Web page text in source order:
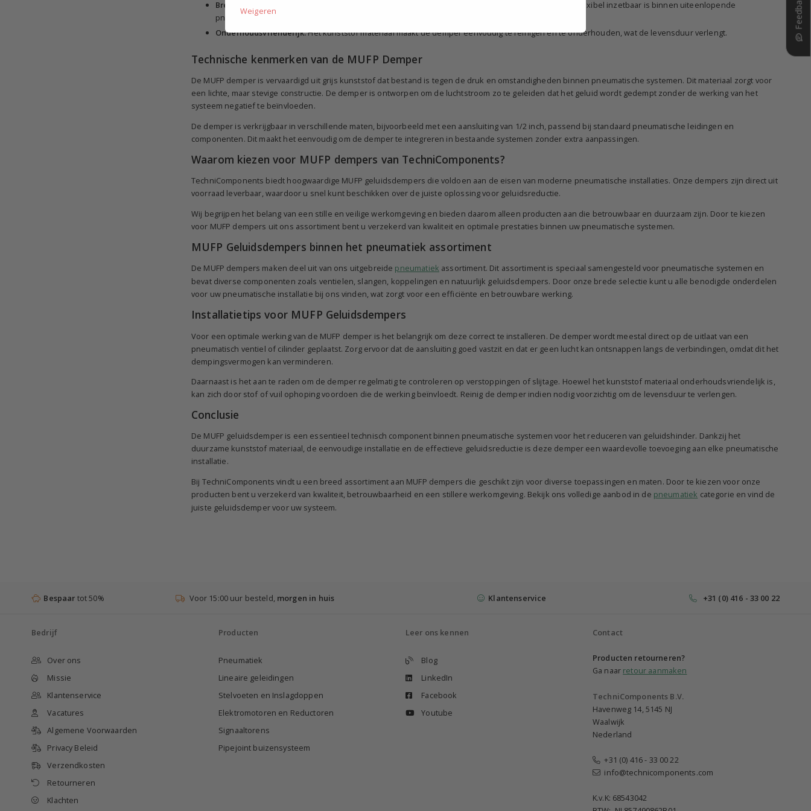
Breed inzetbaar:
De demper is geschikt voor verschillende toepassingen en maten, waardoor hij flexibel inzetbaar is binnen uiteenlopende
pneumatische systemen.
Onderhoudsvriendelijk:Het kunststof materiaal maakt de demper eenvoudig te reinigen en te onderhouden, wat de levensduur verlengt.
Technische kenmerken van de MUFP Demper
De MUFP demper is vervaardigd uit grijs kunststof dat bestand is tegen de druk en omstandigheden binnen pneumatische systemen. Dit materiaal zorgt voor
een lichte, maar stevige constructie. De demper is ontworpen om de luchtstroom zo te geleiden dat het geluid wordt gedempt zonder de werking van het
systeem negatief te beïnvloeden.
De demper is verkrijgbaar in verschillende maten, bijvoorbeeld met een aansluiting van 1/2 inch, passend bij standaard pneumatische leidingen en
componenten. Dit maakt het eenvoudig om de demper te integreren in bestaande systemen zonder extra aanpassingen.
Waarom kiezen voor MUFP dempers van TechniComponents?
TechniComponents biedt hoogwaardige MUFP geluidsdempers die voldoen aan de eisen van moderne pneumatische installaties. Onze dempers zijn direct uit
voorraad leverbaar, waardoor u snel kunt beschikken over de juiste oplossing voor geluidsreductie.
Wij begrijpen het belang van een stille en veilige werkomgeving en bieden daarom alleen producten aan die betrouwbaar en duurzaam zijn. Door te kiezen
voor MUFP dempers uit ons assortiment bent u verzekerd van kwaliteit en optimale prestaties binnen uw pneumatische systemen.
MUFP Geluidsdempers binnen het pneumatiek assortiment
De MUFP dempers maken deel uit van ons uitgebreide pneumatiek assortiment. Dit assortiment is speciaal samengesteld voor pneumatische systemen en
bevat diverse componenten zoals ventielen, slangen, koppelingen en natuurlijk geluidsdempers. Door onze brede selectie kunt u alle benodigde onderdelen
voor uw pneumatische installatie bij ons vinden, wat zorgt voor een efficiënte en betrouwbare werking.
Installatietips voor MUFP Geluidsdempers
Voor een optimale werking van de MUFP demper is het belangrijk om deze correct te installeren. De demper wordt meestal direct op de uitlaat van een
pneumatisch ventiel of cilinder geplaatst. Zorg ervoor dat de aansluiting goed vastzit en dat er geen lucht kan ontsnappen langs de verbindingen, omdat dit het
dempingsvermogen kan verminderen.
Daarnaast is het aan te raden om de demper regelmatig te controleren op verstoppingen of slijtage. Hoewel het kunststof materiaal onderhoudsvriendelijk is,
kan zich door stof of vuil ophoping voordoen die de werking beïnvloedt. Reinig de demper indien nodig voorzichtig om de levensduur te verlengen.
Conclusie
De MUFP geluidsdemper is een essentieel technisch component binnen pneumatische systemen voor het reduceren van geluidshinder. Dankzij het
duurzame kunststof materiaal, de eenvoudige installatie en de effectieve geluidsreductie is deze demper een waardevolle toevoeging aan elke pneumatische
installatie.
Bij TechniComponents vindt u een breed assortiment aan MUFP dempers die geschikt zijn voor diverse toepassingen en maten. Door te kiezen voor onze
producten bent u verzekerd van kwaliteit, betrouwbaarheid en een stillere werkomgeving. Bekijk ons volledige aanbod in de pneumatiek categorie en vind de
juiste geluidsdemper voor uw systeem.
Bespaar tot 50% Voor 15:00 uur besteld, morgen in huis Klantenservice +31 (0) 416 - 33 00 22
Bedrijf
Over ons
Missie
Klantenservice
Vacatures
Algemene Voorwaarden
Privacy Beleid
Verzendkosten
Retourneren
Klachten
Producten
Pneumatiek
Lineaire geleidingen
Stelvoeten en Inslagdoppen
Elektromotoren en Reductoren
Signaaltorens
Pipejoint buizensysteem
Leer ons kennen
Blog
LinkedIn
Facebook
Youtube
Contact
Producten retourneren?
Ga naar retour aanmaken
TechniComponents B.V.
Havenweg 14, 5145 NJ
Waalwijk
Nederland
+31 (0) 416 - 33 00 22
info@technicomponents.com
K.v.K: 68543042
Weigeren Feedback?